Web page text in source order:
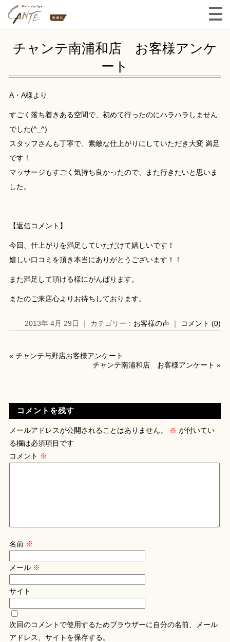
チャンテ南浦和店 お客様アンケ
ート
A・A様より
すごく落ち着きある空間で、初めて行ったのにハラハラしません
でした(^_^)
スタッフさんも丁寧で、素敵な仕上がりにしていただき大変 満足
です！
マッサージもすごく気持ち良かったので、また行きたいと思いま
した。
【返信コメント】
今回、仕上がりを満足していただけて嬉しいです！
嬉しい口コミを頂き本当にありがとうございます！！
また満足して頂ける様にがんばります。
またのご来店心よりお待ちしております。
2013年 4月 29日 ｜ カテゴリー： お客様の声 ｜ コメント (0)
« チャンテ与野店お客様アンケート
チャンテ南浦和店 お客様アンケート »
コメントを残す
メールアドレスが公開されることはありません。 ※ が付いてい
る欄は必須項目です
コメント ※
名前 ※
メール ※
サイト
次回のコメントで使用するためブラウザーに自分の名前、メール
アドレス、サイトを保存する。